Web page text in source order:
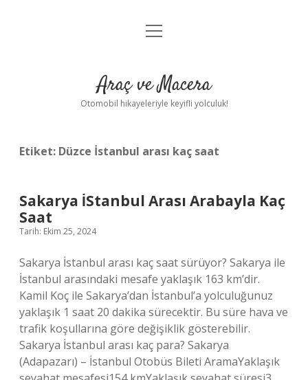
Anasayfa
Yasal Uyarı
menüyü
Araç ve Macera
Otomobil hikayeleriyle keyifli yolculuk!
Etiket: Düzce İstanbul arası kaç saat
Sakarya İStanbul Arası Arabayla Kaç
Saat
Tarih: Ekim 25, 2024
Sakarya İstanbul arası kaç saat sürüyor? Sakarya ile
İstanbul arasındaki mesafe yaklaşık 163 km’dir.
Kamil Koç ile Sakarya’dan İstanbul’a yolculuğunuz
yaklaşık 1 saat 20 dakika sürecektir. Bu süre hava ve
trafik koşullarına göre değişiklik gösterebilir.
Sakarya İstanbul arası kaç para? Sakarya
(Adapazarı) – İstanbul Otobüs Bileti AramaYaklaşık